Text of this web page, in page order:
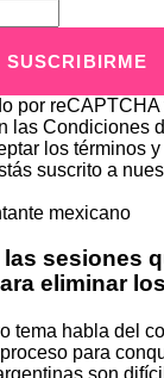
SUSCRIBIRME
por
las Condiciones
los términos
suscrito a
sesiones
eliminar
tema habla del
para
son